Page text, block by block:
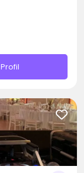
Profil